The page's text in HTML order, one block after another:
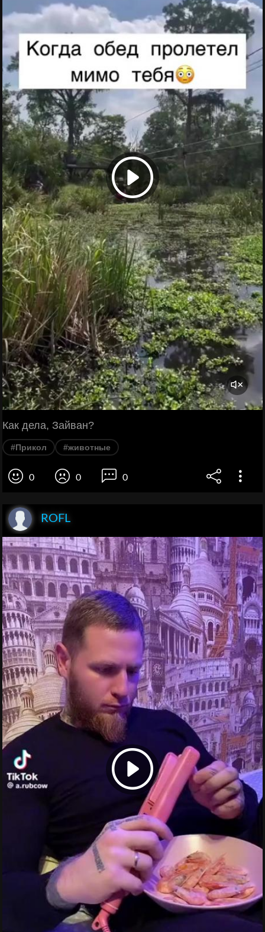
Как дела, Зайван?
#Прикол #животные
0 0 0
ROFL